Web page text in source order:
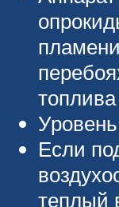
Если
теплый